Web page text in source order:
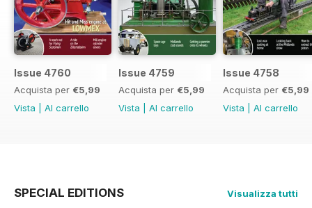
Issue 4760
Acquista per €5,99
Vista
Al carrello
Issue 4759
Acquista per €5,99
Vista
Al carrello
Issue 4758
Acquista per €5,99
Vista
Al carrello
SPECIAL EDITIONS Visualizza tutti